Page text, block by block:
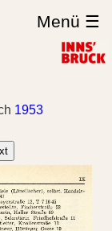
Menü ☰
1953